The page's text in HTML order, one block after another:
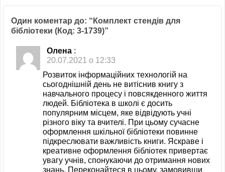
Один коментар до: “Комплект стендів для
бібліотеки (Код: 3-1739)”
Олена :
20.07.2021 о 12:33
Розвиток інформаційних технологій на
сьогоднішній день не витіснив книгу з
навчального процесу і повсякденного життя
людей. Бібліотека в школі є досить
популярним місцем, яке відвідують учні
різного віку та вчителі. При цьому сучасне
оформлення шкільної бібліотеки повинне
підкреслювати важливість книги. Яскраве і
креативне оформлення бібліотек привертає
увагу учнів, спонукаючи до отримання нових
знань. Переконайтеся в цьому, замовивши